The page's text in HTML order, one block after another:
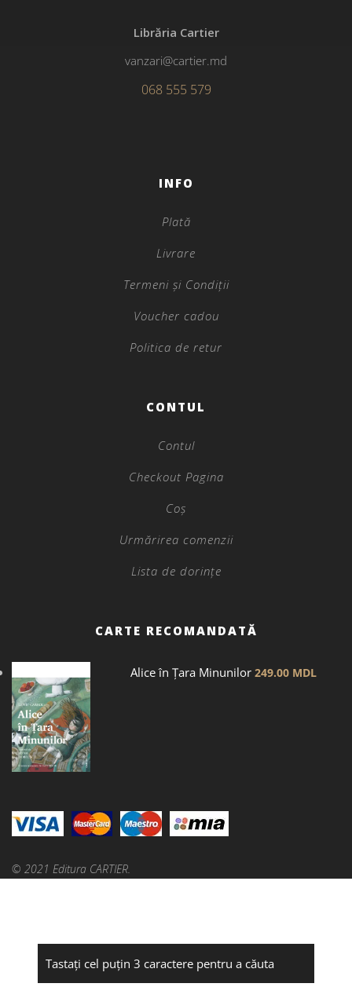
Librăria Cartier
vanzari@cartier.md
068 555 579
INFO
Plată
Livrare
Termeni și Condiții
Voucher cadou
Politica de retur
CONTUL
Contul
Checkout Pagina
Coș
Urmărirea comenzii
Lista de dorințe
CARTE RECOMANDATĂ
Alice în Țara Minunilor 249.00 MDL
© 2021 Editura CARTIER.